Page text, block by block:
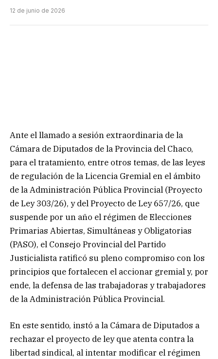
12 de junio de 2026
Ante el llamado a sesión extraordinaria de la
Cámara de Diputados de la Provincia del Chaco,
para el tratamiento, entre otros temas, de las leyes
de regulación de la Licencia Gremial en el ámbito
de la Administración Pública Provincial (Proyecto
de Ley 303/26), y del Proyecto de Ley 657/26, que
suspende por un año el régimen de Elecciones
Primarias Abiertas, Simultáneas y Obligatorias
(PASO), el Consejo Provincial del Partido
Justicialista ratificó su pleno compromiso con los
principios que fortalecen el accionar gremial y, por
ende, la defensa de las trabajadoras y trabajadores
de la Administración Pública Provincial.
En este sentido, instó a la Cámara de Diputados a
rechazar el proyecto de ley que atenta contra la
libertad sindical, al intentar modificar el régimen